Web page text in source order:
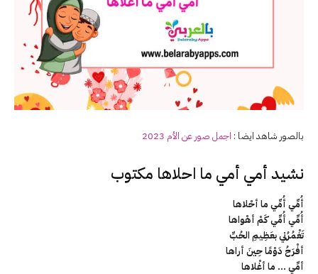
بالصور شاهد ايضا : اجمل صور عن الأم 2023
نشيد أمي أمي ما احلاها مكتوب
أُمِّي أُمِّي ما أحْلاها
أُمِّي أُمِّي كَمْ أهْواها
تَغْمُرُني بعَظِيمِ الحُبِّ
أفْرَحُ دَوْمًا حِينَ أراها
أمِّي … ما أغْلاها